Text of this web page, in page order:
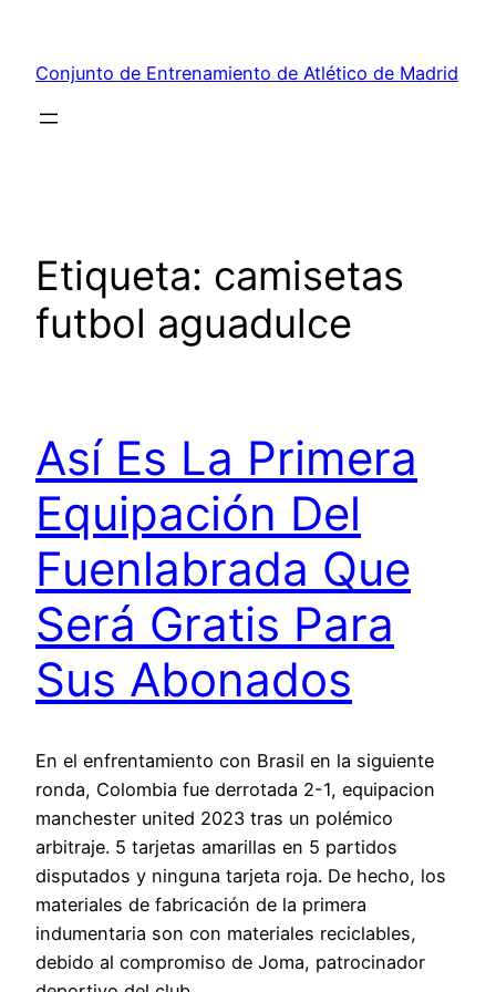
contenido
Conjunto de Entrenamiento de Atlético de Madrid
Etiqueta: camisetas
futbol aguadulce
Así Es La Primera
Equipación Del
Fuenlabrada Que
Será Gratis Para
Sus Abonados
En el enfrentamiento con Brasil en la siguiente
ronda, Colombia fue derrotada 2-1, equipacion
manchester united 2023 tras un polémico
arbitraje. 5 tarjetas amarillas en 5 partidos
disputados y ninguna tarjeta roja. De hecho, los
materiales de fabricación de la primera
indumentaria son con materiales reciclables,
debido al compromiso de Joma, patrocinador